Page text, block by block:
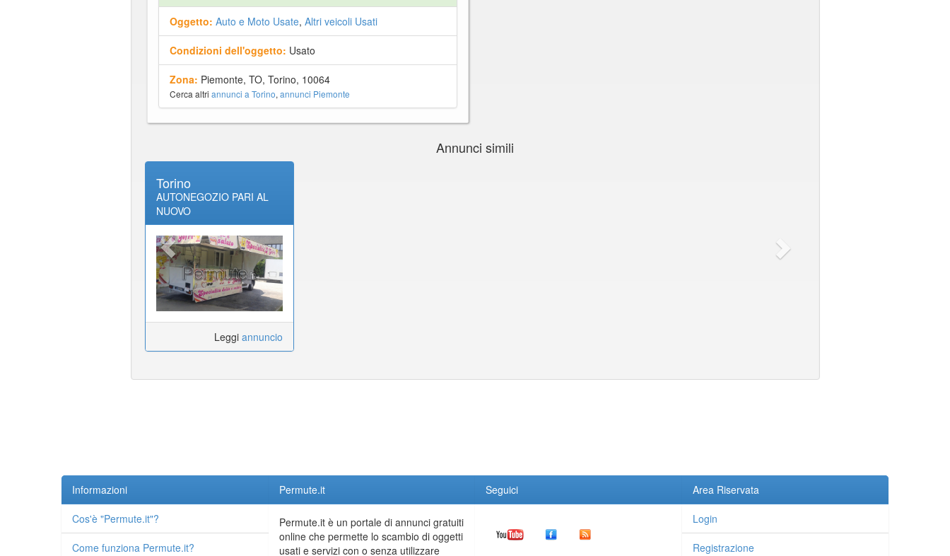
Oggetto: Auto e Moto Usate, Altri veicoli Usati
Condizioni dell'oggetto: Usato
Zona: Piemonte, TO, Torino, 10064
Cerca altri annunci a Torino, annunci Piemonte
Annunci simili
Torino
AUTONEGOZIO PARI AL
NUOVO
Leggi annuncio
Informazioni
Cos'è "Permute.it"?
Come funziona Permute.it?
Permute.it
Permute.it è un portale di annunci gratuiti
online che permette lo scambio di oggetti
usati e servizi con o senza utilizzare
Seguici Area Riservata
Login
Registrazione